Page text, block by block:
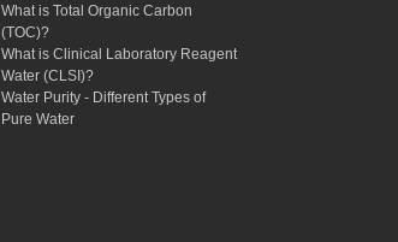
What is Total Organic Carbon
(TOC)?
What is Clinical Laboratory Reagent
Water (CLSI)?
Water Purity - Different Types of
Pure Water